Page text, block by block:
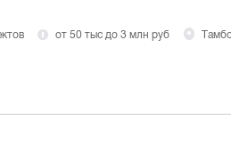
от 50 тыс до 3 млн руб